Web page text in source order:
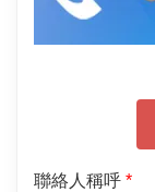
聯絡人稱呼